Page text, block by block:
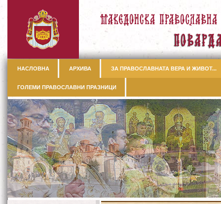
НАСЛОВНА АРХИВА ЗА ПРАВОСЛАВНАТА ВЕРА И ЖИВОТ...
ГОЛЕМИ ПРАВОСЛАВНИ ПРАЗНИЦИ